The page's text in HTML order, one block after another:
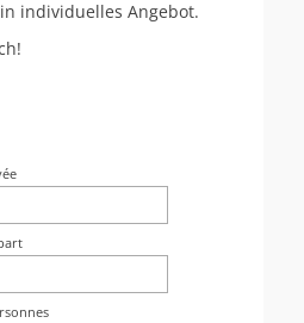
individuelles Angebot.